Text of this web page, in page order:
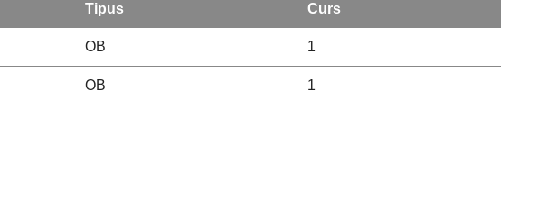
Tipus Curs
OB 1
OB 1